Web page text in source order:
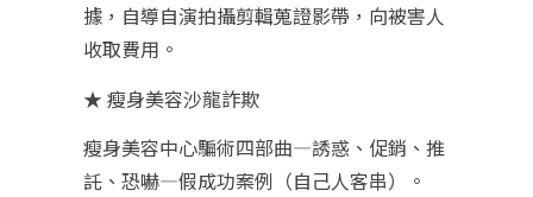
據，自導自演拍攝剪輯蒐證影帶，向被害人
收取費用。
★ 瘦身美容沙龍詐欺
瘦身美容中心騙術四部曲—誘惑、促銷、推
託、恐嚇—假成功案例（自己人客串）。